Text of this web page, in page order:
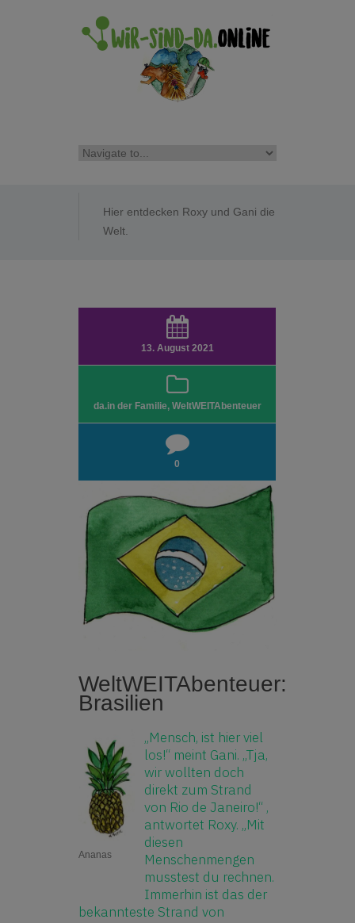
Hier entdecken Roxy und Gani die
Welt.
13. August 2021
da.in der Familie, WeltWEITAbenteuer
0
WeltWEITAbenteuer:
Brasilien
Ananas
„Mensch, ist hier viel
los!“ meint Gani. „Tja,
wir wollten doch
direkt zum Strand
von Rio de Janeiro!“ ,
antwortet Roxy. „Mit
diesen
Menschenmengen
musstest du rechnen.
Immerhin ist das der
bekannteste Strand von